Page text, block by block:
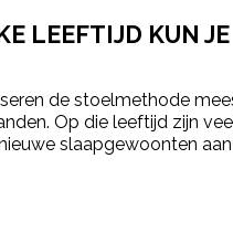
LEEFTIJD KUN JE
de stoelmethode
Op die leeftijd zijn
slaapgewoonten aan